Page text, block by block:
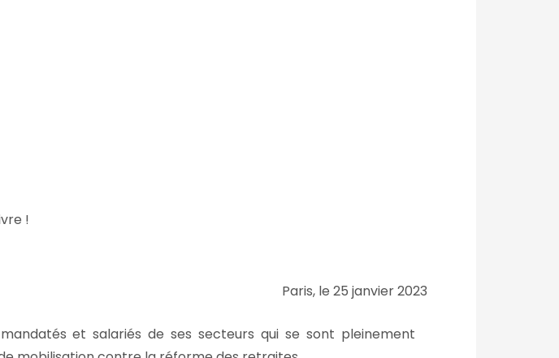
!
Paris, le 25 janvier 2023
et salariés de ses secteurs qui se sont pleinement